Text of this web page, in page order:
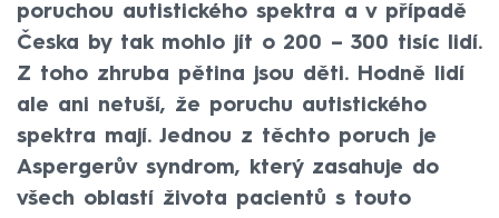
poruchou autistického spektra a v případě
Česka by tak mohlo jít o 200 – 300 tisíc lidí.
Z toho zhruba pětina jsou děti. Hodně lidí
ale ani netuší, že poruchu autistického
spektra mají. Jednou z těchto poruch je
Aspergerův syndrom, který zasahuje do
všech oblastí života pacientů s touto